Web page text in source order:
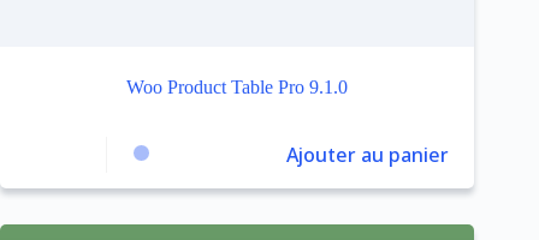
Woo Product Table Pro 9.1.0
Ajouter au panier